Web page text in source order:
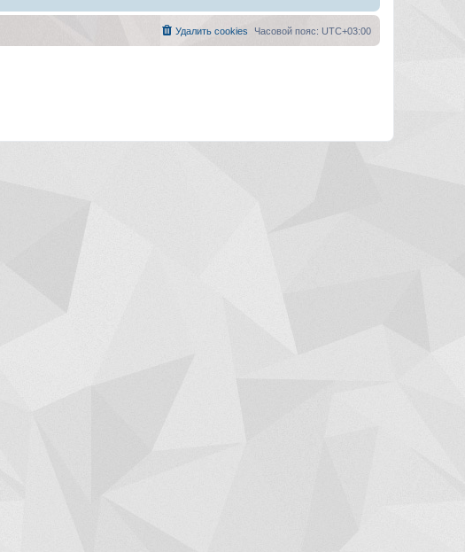
Часовой пояс: UTC+03:00
Удалить cookies